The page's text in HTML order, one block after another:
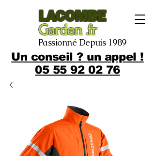
LACOMBE
Garden .fr
Passionné Depuis 1989
Un conseil ? un appel !
05 55 92 02 76